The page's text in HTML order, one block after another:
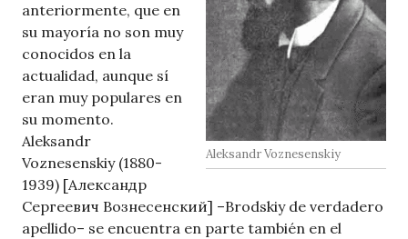
Aleksandr Voznesenskiy
anteriormente, que en
su mayoría no son muy
conocidos en la
actualidad, aunque sí
eran muy populares en
su momento.
Aleksandr
Voznesenskiy (1880-
1939) [Александр
Сергеевич Вознесенский] –Brodskiy de verdadero
apellido– se encuentra en parte también en el